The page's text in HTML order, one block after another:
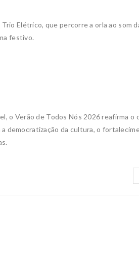
Elétrico, que percorre a orla ao som
festivo.
o Verão de Todos Nós 2026 reafirma o
democratização da cultura, o